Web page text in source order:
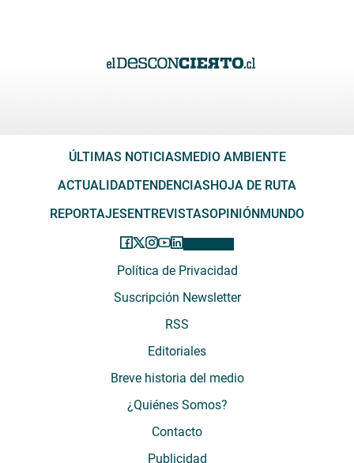
ÚLTIMAS NOTICIASMEDIO AMBIENTE
ACTUALIDADTENDENCIASHOJA DE RUTA
REPORTAJESENTREVISTASOPINIÓNMUNDO
Política de Privacidad
Suscripción Newsletter
RSS
Editoriales
Breve historia del medio
¿Quiénes Somos?
Contacto
Publicidad